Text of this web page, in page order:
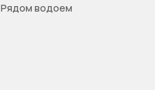
Рядом водоем